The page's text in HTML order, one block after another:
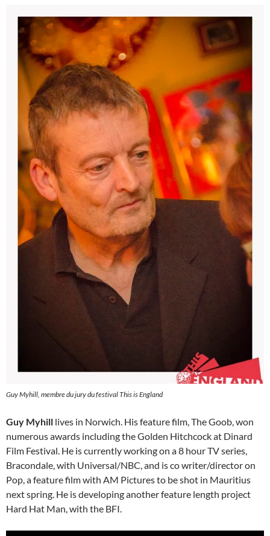
Guy Myhill, membre du jury du festival This is England
Guy Myhill lives in Norwich. His feature film, The Goob, won
numerous awards including the Golden Hitchcock at Dinard
Film Festival. He is currently working on a 8 hour TV series,
Bracondale, with Universal/NBC, and is co writer/director on
Pop, a feature film with AM Pictures to be shot in Mauritius
next spring. He is developing another feature length project
Hard Hat Man, with the BFI.